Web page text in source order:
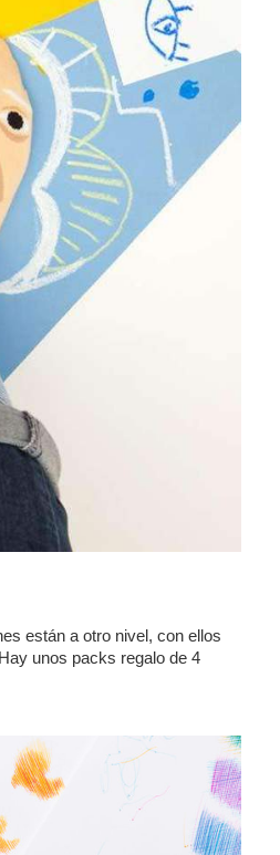
están a otro nivel, con ellos
unos packs regalo de 4